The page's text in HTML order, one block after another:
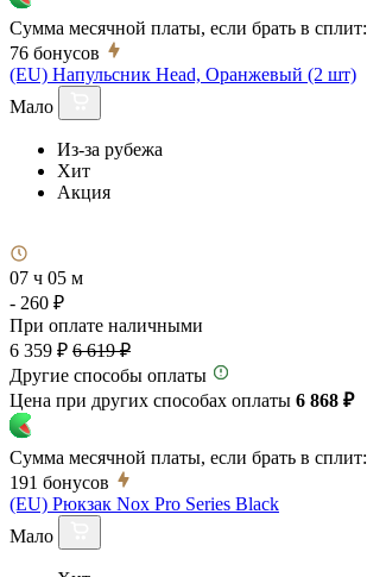
Сумма месячной платы, если брать в сплит:
76 бонусов
(EU) Напульсник Head, Оранжевый (2 шт)
Мало
Из-за рубежа
Хит
Акция
07 ч 05 м
- 260 ₽
При оплате наличными
6 359 ₽ 6 619 ₽
Другие способы оплаты
Цена при других способах оплаты 6 868 ₽
Сумма месячной платы, если брать в сплит:
191 бонусов
(EU) Рюкзак Nox Pro Series Black
Мало